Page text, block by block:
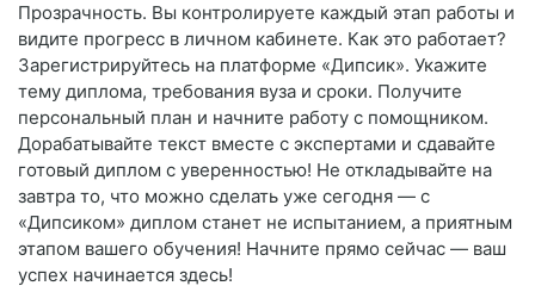
Прозрачность. Вы контролируете каждый этап работы и
видите прогресс в личном кабинете. Как это работает?
Зарегистрируйтесь на платформе «Дипсик». Укажите
тему диплома, требования вуза и сроки. Получите
персональный план и начните работу с помощником.
Дорабатывайте текст вместе с экспертами и сдавайте
готовый диплом с уверенностью! Не откладывайте на
завтра то, что можно сделать уже сегодня — с
«Дипсиком» диплом станет не испытанием, а приятным
этапом вашего обучения! Начните прямо сейчас — ваш
успех начинается здесь!